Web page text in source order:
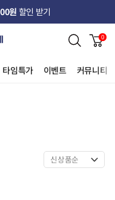
원 할인 받기
타임특가 이벤트 커뮤니티
0